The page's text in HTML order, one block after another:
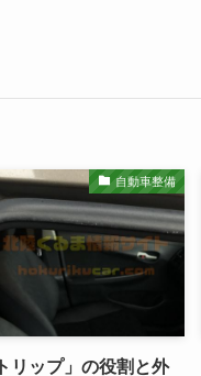
自動車整備
リップ」の役割と外